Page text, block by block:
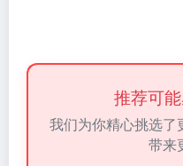
推荐可
我们为你精心挑选
带来